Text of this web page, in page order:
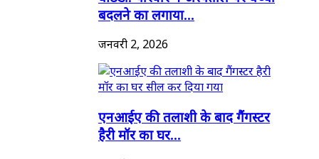
बदलने का लगाया...
जनवरी 2, 2026
एनआईए की तलाशी के बाद गैंगस्टर
हैरी मॉर का घर...